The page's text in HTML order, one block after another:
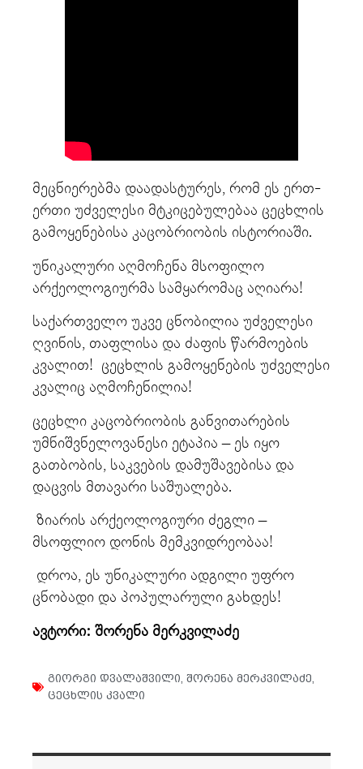
მეცნიერებმა დაადასტურეს, რომ ეს ერთ-
ერთი უძველესი მტკიცებულებაა ცეცხლის
გამოყენებისა კაცობრიობის ისტორიაში.
უნიკალური აღმოჩენა მსოფილო
არქეოლოგიურმა სამყარომაც აღიარა!
საქართველო უკვე ცნობილია უძველესი
ღვინის, თაფლისა და ძაფის წარმოების
კვალით! ცეცხლის გამოყენების უძველესი
კვალიც აღმოჩენილია!
ცეცხლი კაცობრიობის განვითარების
უმნიშვნელოვანესი ეტაპია – ეს იყო
გათბობის, საკვების დამუშავებისა და
დაცვის მთავარი საშუალება.
ზიარის არქეოლოგიური ძეგლი –
მსოფლიო დონის მემკვიდრეობაა!
დროა, ეს უნიკალური ადგილი უფრო
ცნობადი და პოპულარული გახდეს!
ავტორი: შორენა მერკვილაძე
გიორგი დვალაშვილი შორენა მერკვილაძე
ცეცხლის კვალი